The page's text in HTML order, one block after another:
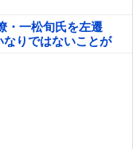
・一松旬氏を左遷
なりではないことが